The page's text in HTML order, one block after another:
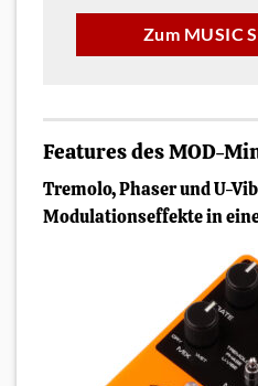
Zum MUSIC
Features des MOD-
Tremolo, Phaser und U-
Modulationseffekte in